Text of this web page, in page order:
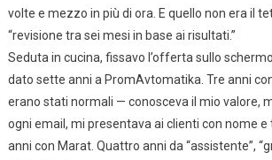
volte e mezzo in più di ora. E quello non era il
“revisione tra sei mesi in base ai risultati.”
Seduta in cucina, fissavo l’offerta sullo
dato sette anni a PromAvtomatika. Tre anni
erano stati normali — conosceva il mio valore,
ogni email, mi presentava ai clienti con nome e
anni con Marat. Quattro anni da “assistente”,